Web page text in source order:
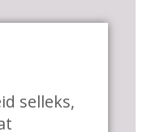
selleks,